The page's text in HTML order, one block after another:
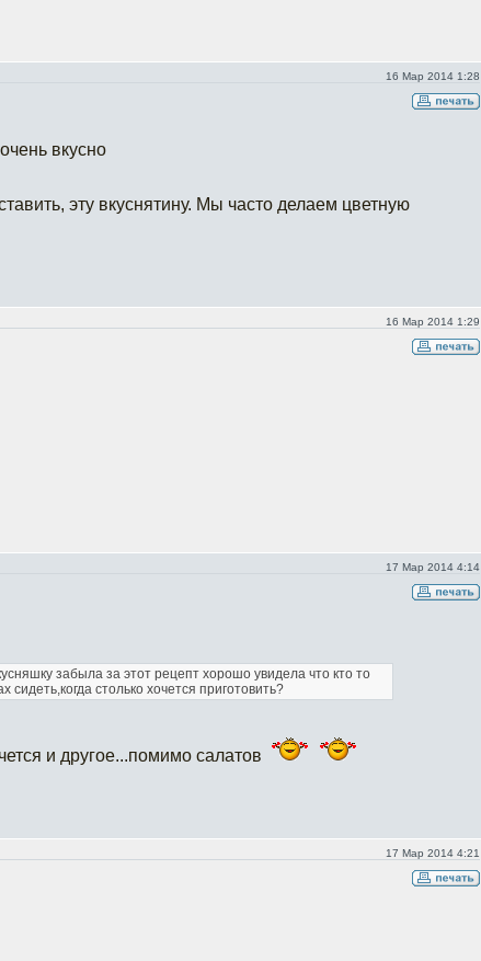
16 Мар 2014 1:28
вкусно
эту вкуснятину. Мы часто делаем цветную
16 Мар 2014 1:29
17 Мар 2014 4:14
забыла за этот рецепт хорошо увидела что кто то
сидеть,когда столько хочется приготовить?
и другое...помимо салатов
17 Мар 2014 4:21